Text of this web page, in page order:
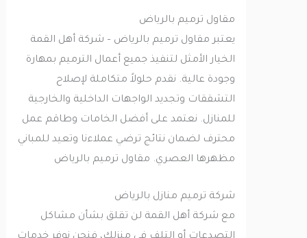
مقاول ترميم بالرياض
يعتبر مقاول ترميم بالرياض – شركة أهل القمة
الخيار الأمثل لتنفيذ جميع أعمال الترميم بمهارة
وجودة عالية. نقدم حلولاً متكاملة لإصلاح
التشققات وتجديد الواجهات الداخلية والخارجية
للمنازل. نعتمد على أفضل الخامات وطاقم عمل
محترف لضمان نتائج ترضي عملاءنا وتعيد للمباني
مظهرها العصري. مقاول ترميم بالرياض
شركة ترميم منازل بالرياض
مع شركة أهل القمة لن تقلق بشأن مشاكل